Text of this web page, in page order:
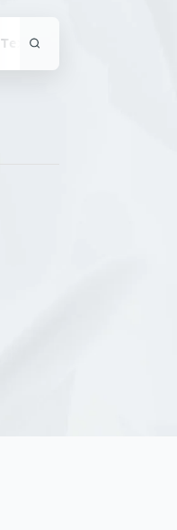
Технологии